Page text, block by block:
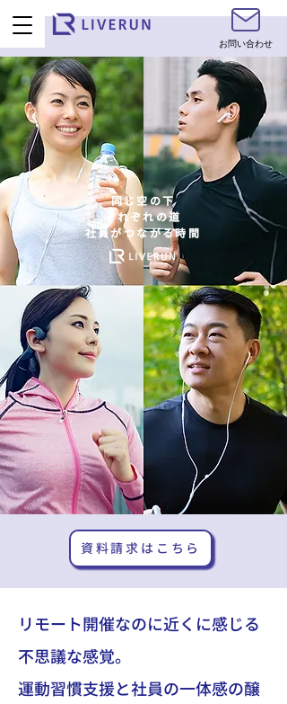
お問い合わせ
同じ空の下
それぞれの道
​社員がつながる時間
資料請求はこちら
リモート開催なのに近くに感じる
不思議な感覚。
運動習慣支援と社員の一体感の醸